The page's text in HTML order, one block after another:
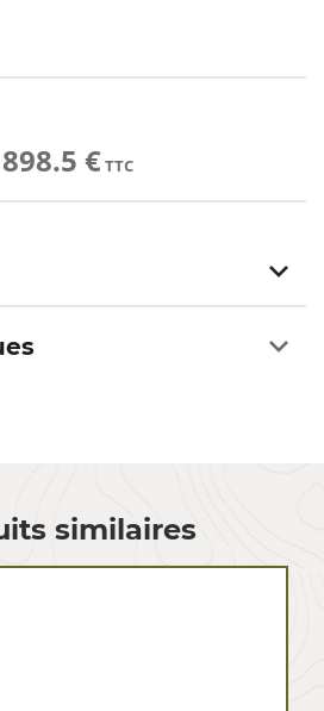
898.5 €TTC
similaires